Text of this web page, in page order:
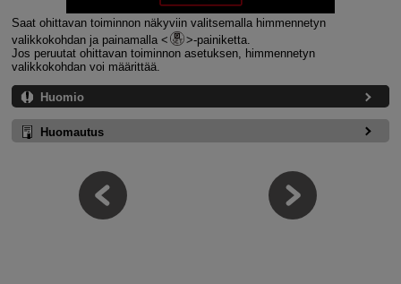
Saat ohittavan toiminnon näkyviin valitsemalla himmennetyn
valikkokohdan ja painamalla
-painiketta.
Jos peruutat ohittavan toiminnon asetuksen, himmennetyn
valikkokohdan voi määrittää.
Huomio
Huomautus